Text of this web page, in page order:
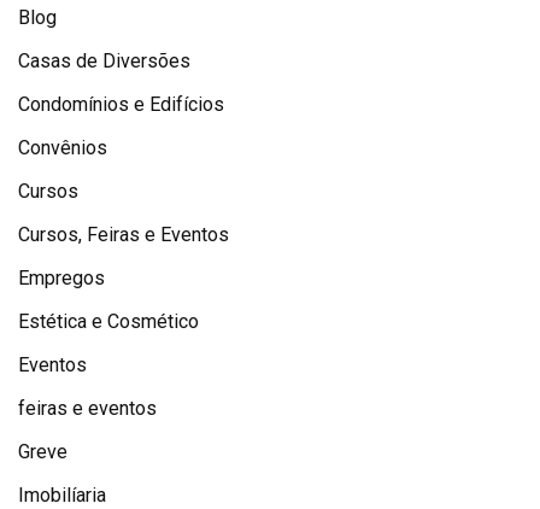
Blog
Casas de Diversões
Condomínios e Edifícios
Convênios
Cursos
Cursos, Feiras e Eventos
Empregos
Estética e Cosmético
Eventos
feiras e eventos
Greve
Imobilíaria